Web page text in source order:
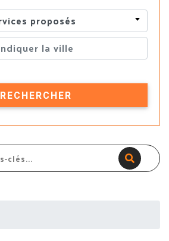
RECHERCHER